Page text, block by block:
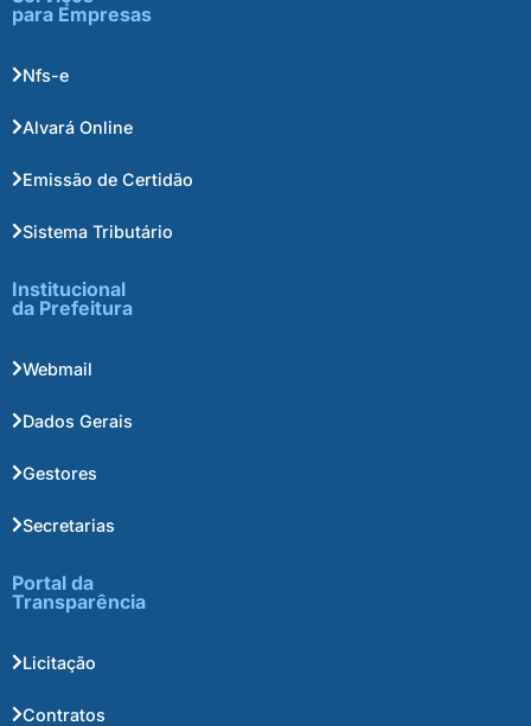
para Empresas
Nfs-e
Alvará Online
Emissão de Certidão
Sistema Tributário
Institucional
da Prefeitura
Webmail
Dados Gerais
Gestores
Secretarias
Portal da
Transparência
Licitação
Contratos